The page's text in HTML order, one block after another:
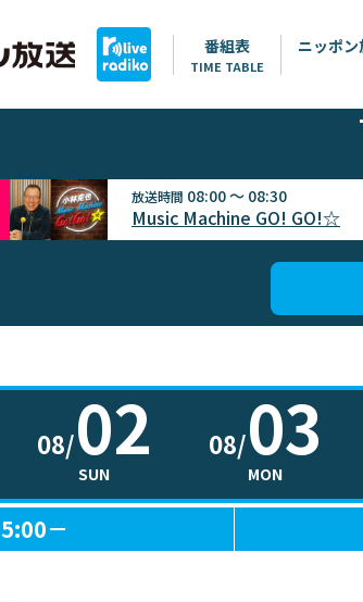
番組表
TIME TABLE
ニッポン
放送時間 08:00 ～ 08:30
Music Machine GO! GO!☆
08/02
SUN
08/03
MON
5:00－